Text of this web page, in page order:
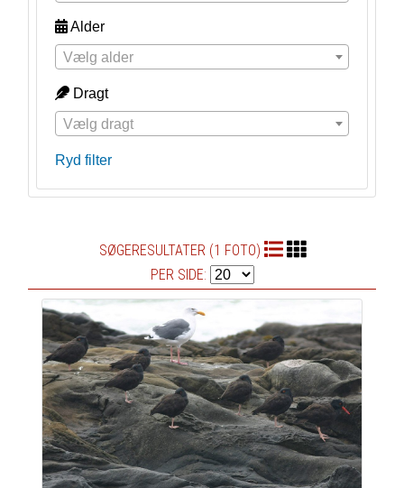
Alder
Vælg alder
Dragt
Vælg dragt
Ryd filter
SØGERESULTATER (1 FOTO)
PER SIDE: